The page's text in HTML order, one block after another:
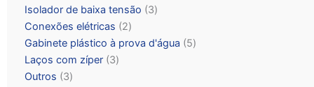
Isolador de baixa tensão
3
Conexões elétricas
2
Gabinete plástico à prova d'água
5
Laços com zíper 3
Outros
3